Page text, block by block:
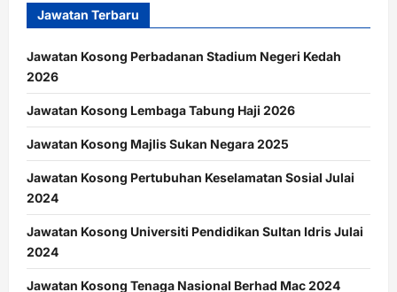
Jawatan Terbaru
Jawatan Kosong Perbadanan Stadium Negeri Kedah
2026
Jawatan Kosong Lembaga Tabung Haji 2026
Jawatan Kosong Majlis Sukan Negara 2025
Jawatan Kosong Pertubuhan Keselamatan Sosial Julai
2024
Jawatan Kosong Universiti Pendidikan Sultan Idris Julai
2024
Jawatan Kosong Tenaga Nasional Berhad Mac 2024